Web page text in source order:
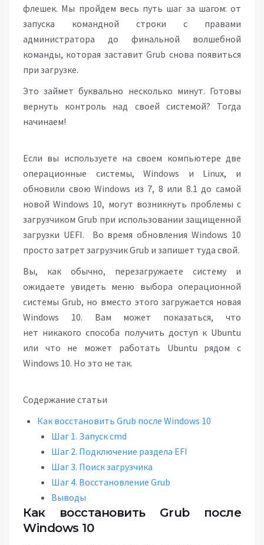
флешек. Мы пройдем весь путь шаг за шагом: от
запуска командной строки с правами
администратора до финальной волшебной
команды, которая заставит Grub снова появиться
при загрузке.
Это займет буквально несколько минут. Готовы
вернуть контроль над своей системой? Тогда
начинаем!
Если вы используете на своем компьютере две
операционные системы, Windows и Linux, и
обновили свою Windows из 7, 8 или 8.1 до самой
новой Windows 10, могут возникнуть проблемы с
загрузчиком Grub при использовании защищенной
загрузки UEFI. Во время обновления Windows 10
просто затрет загрузчик Grub и запишет туда свой.
Вы, как обычно, перезагружаете систему и
ожидаете увидеть меню выбора операционной
системы Grub, но вместо этого загружается новая
Windows 10. Вам может показаться, что
нет никакого способа получить доступ к Ubuntu
или что не может работать Ubuntu рядом с
Windows 10. Но это не так.
Содержание статьи
Как восстановить Grub после Windows 10
Шаг 1. Запуск cmd
Шаг 2. Подключение раздела EFI
Шаг 3. Поиск загрузчика
Шаг 4. Восстановление Grub
Выводы
Как восстановить Grub после
Windows 10